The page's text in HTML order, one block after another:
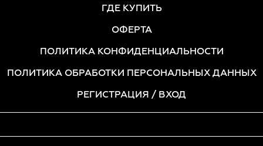
ГДЕ КУПИТЬ
ОФЕРТА
ПОЛИТИКА КОНФИДЕНЦИАЛЬНОСТИ
ПОЛИТИКА ОБРАБОТКИ ПЕРСОНАЛЬНЫХ ДАННЫХ
РЕГИСТРАЦИЯ / ВХОД